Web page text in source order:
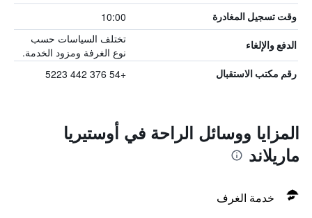
وقت تسجيل المغادرة 10:00
الدفع والإلغاء
تختلف السياسات حسب
نوع الغرفة ومزود الخدمة.
رقم مكتب الاستقبال +54 376 442 5223
المزايا ووسائل الراحة في أوستيريا
ماريلاند
خدمة الغرف